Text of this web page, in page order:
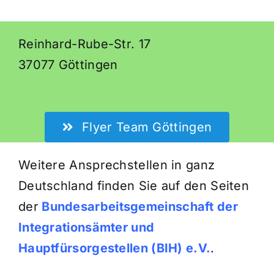
Reinhard-Rube-Str. 17
37077 Göttingen
Flyer Team Göttingen
Weitere Ansprechstellen in ganz
Deutschland finden Sie auf den Seiten
der Bundesarbeitsgemeinschaft der
Integrationsämter und
Hauptfürsorgestellen (BIH) e.V..